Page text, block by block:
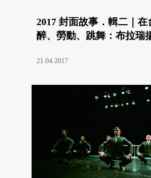
2017 封面故事．輯二｜在
醉、勞動、跳舞：布拉瑞
21.04.2017